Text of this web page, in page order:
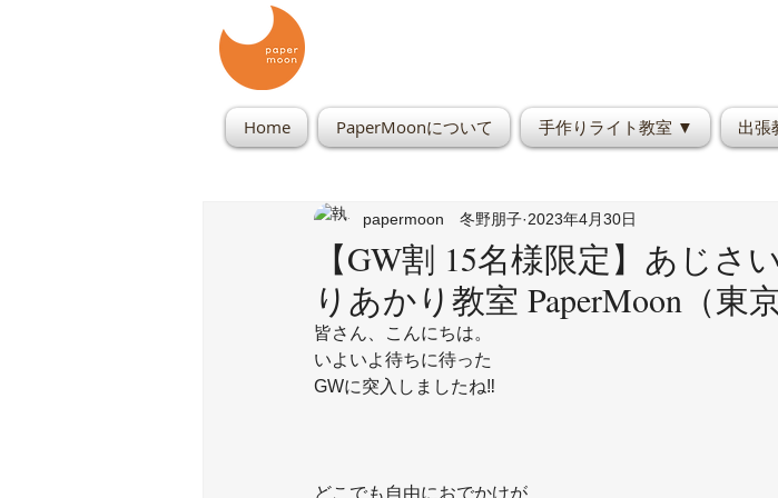
Home PaperMoonについて 手作りライト教室 ▼ 出張
【GW割 15名様限定】あじさ
りあかり教室 PaperMoon（東
papermoon 冬野朋子 2023年4月30日
皆さん、こんにちは。
いよいよ待ちに待った
GWに突入しましたね‼️
どこでも自由におでかけが